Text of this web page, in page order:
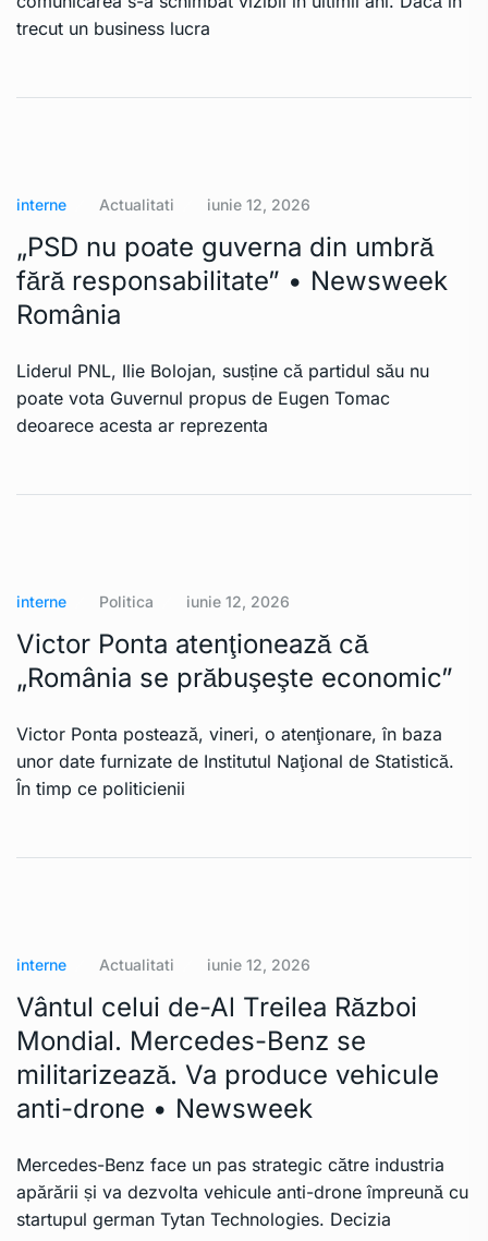
trecut un business lucra
interne Actualitati iunie 12, 2026
„PSD nu poate guverna din umbră
fără responsabilitate” • Newsweek
România
Liderul PNL, Ilie Bolojan, susține că partidul său nu
poate vota Guvernul propus de Eugen Tomac
deoarece acesta ar reprezenta
interne Politica iunie 12, 2026
Victor Ponta atenţionează că
„România se prăbuşeşte economic”
Victor Ponta postează, vineri, o atenţionare, în baza
unor date furnizate de Institutul Naţional de Statistică.
În timp ce politicienii
interne Actualitati iunie 12, 2026
Vântul celui de-Al Treilea Război
Mondial. Mercedes-Benz se
militarizează. Va produce vehicule
anti-drone • Newsweek
Mercedes-Benz face un pas strategic către industria
apărării și va dezvolta vehicule anti-drone împreună cu
startupul german Tytan Technologies. Decizia